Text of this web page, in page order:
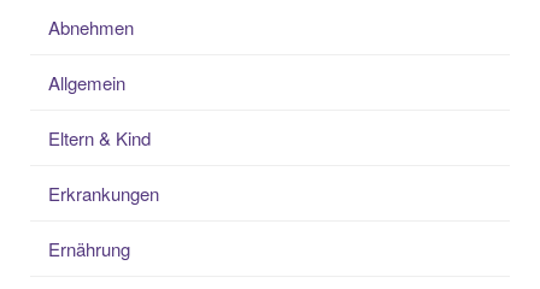
Abnehmen
Allgemein
Eltern & Kind
Erkrankungen
Ernährung